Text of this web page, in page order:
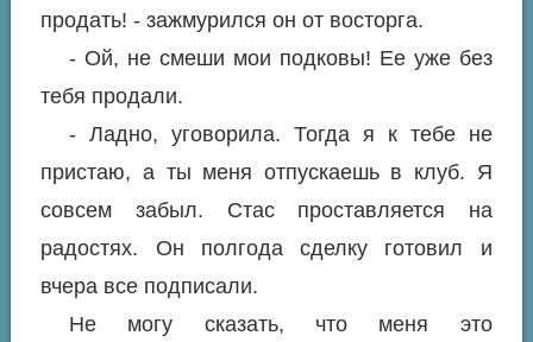
продать! - зажмурился он от восторга.
- Ой, не смеши мои подковы! Ее уже без
тебя продали.
- Ладно, уговорила. Тогда я к тебе не
пристаю, а ты меня отпускаешь в клуб. Я
совсем забыл. Стас проставляется на
радостях. Он полгода сделку готовил и
вчера все подписали.
Не могу сказать, что меня это